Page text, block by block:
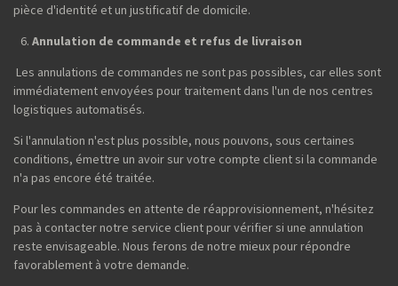
pièce d'identité et un justificatif de domicile.
Annulation de commande et refus de livraison
Les annulations de commandes ne sont pas possibles, car elles sont
immédiatement envoyées pour traitement dans l'un de nos centres
logistiques automatisés.
Si l'annulation n'est plus possible, nous pouvons, sous certaines
conditions, émettre un avoir sur votre compte client si la commande
n'a pas encore été traitée.
Pour les commandes en attente de réapprovisionnement, n'hésitez
pas à contacter notre service client pour vérifier si une annulation
reste envisageable. Nous ferons de notre mieux pour répondre
favorablement à votre demande.